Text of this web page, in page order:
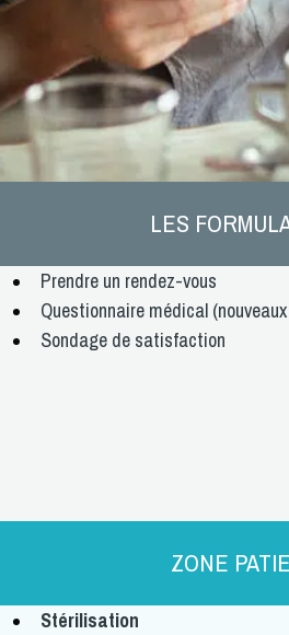
LES
Prendre un rendez-vous
Questionnaire médical
Sondage de satisfaction
ZONE
Stérilisation